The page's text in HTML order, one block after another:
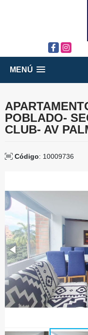
FacebookInstagram
MENÚ
POBLADO-
CLUB- AV
Código: 10009736